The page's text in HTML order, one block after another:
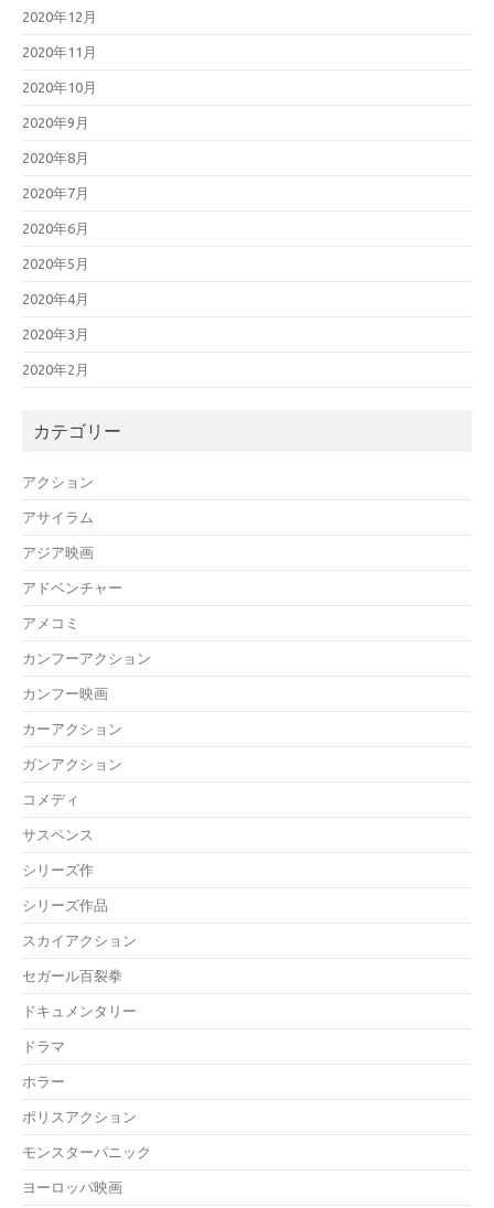
2020年12月
2020年11月
2020年10月
2020年9月
2020年8月
2020年7月
2020年6月
2020年5月
2020年4月
2020年3月
2020年2月
カテゴリー
アクション
アサイラム
アジア映画
アドベンチャー
アメコミ
カンフーアクション
カンフー映画
カーアクション
ガンアクション
コメディ
サスペンス
シリーズ作
シリーズ作品
スカイアクション
セガール百裂拳
ドキュメンタリー
ドラマ
ホラー
ポリスアクション
モンスターパニック
ヨーロッパ映画